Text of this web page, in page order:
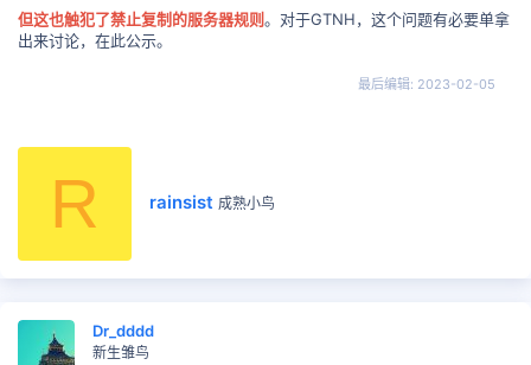
但这也触犯了禁止复制的服务器规则。对于GTNH，这个问题有必要单拿
出来讨论，在此公示。
最后编辑: 2023-02-05
R
撰
rainsist 成熟小鸟
Dr_dddd
新生雏鸟